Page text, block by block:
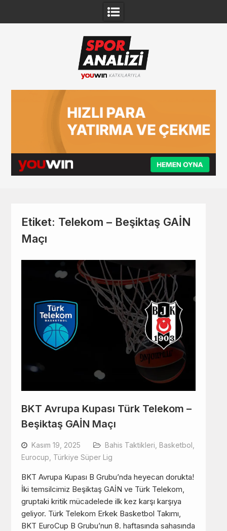
Etiket: Telekom – Beşiktaş GAİN
Maçı
BKT Avrupa Kupası Türk Telekom –
Beşiktaş GAİN Maçı
Kasım 19, 2025 Bahis Taktikleri Basketbol
Eurocup Türkiye Süper Lig
BKT Avrupa Kupası B Grubu’nda heyecan dorukta!
İki temsilcimiz Beşiktaş GAİN ve Türk Telekom,
gruptaki kritik mücadelede ilk kez karşı karşıya
geliyor. Türk Telekom Erkek Basketbol Takımı,
BKT EuroCup B Grubu’nun 8. haftasında sahasında